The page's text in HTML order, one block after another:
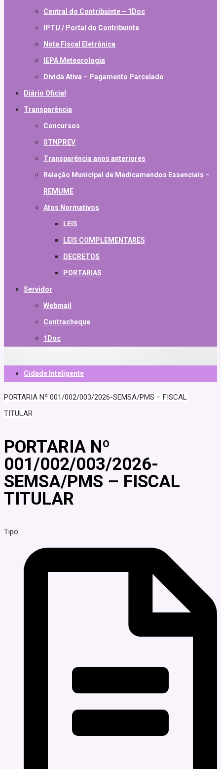
Central do Contribuinte – 1Doc
IPTU / Portal do Contribuinte
Nota Fiscal Eletrônica
IEPA Meteorologia
Divida Ativa – Pagamento Parcelado
Diário Oficial
Transparência
Concursos
STNPREV
Transparência anos anteriores
Relação Municipal de Medicamendos Essenciais –
REMUME
Atos Normativos
LEIS
LEIS COMPLEMENTARES
DECRETOS
PORTARIAS
Servidor
Webmail
Contracheque
1Doc
Cidade Inteligente
PORTARIA Nº 001/002/003/2026-SEMSA/PMS – FISCAL
TITULAR
PORTARIA Nº
001/002/003/2026-
SEMSA/PMS – FISCAL
TITULAR
Tipo: